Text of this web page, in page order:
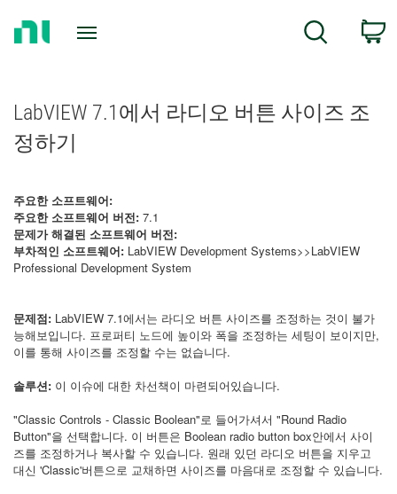
Search
LabVIEW 7.1에서 라디오 버튼 사이즈 조
정하기
주요한 소프트웨어:
주요한 소프트웨어 버전: 7.1
문제가 해결된 소프트웨어 버전:
부차적인 소프트웨어: LabVIEW Development Systems>>LabVIEW
Professional Development System
문제점: LabVIEW 7.1에서는 라디오 버튼 사이즈를 조정하는 것이 불가
능해보입니다. 프로퍼티 노드에 높이와 폭을 조정하는 세팅이 보이지만,
이를 통해 사이즈를 조정할 수는 없습니다.
솔루션: 이 이슈에 대한 차선책이 마련되어있습니다.
"Classic Controls - Classic Boolean"로 들어가셔서 "Round Radio
Button"을 선택합니다. 이 버튼은 Boolean radio button box안에서 사이
즈를 조정하거나 복사할 수 있습니다. 원래 있던 라디오 버튼을 지우고
대신 'Classic'버튼으로 교채하면 사이즈를 마음대로 조정할 수 있습니다.